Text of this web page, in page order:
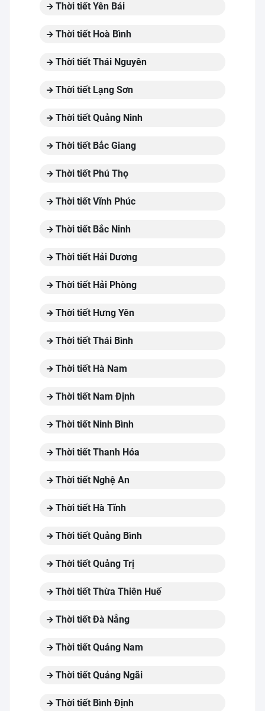
Thời tiết Yên Bái
Thời tiết Hoà Bình
Thời tiết Thái Nguyên
Thời tiết Lạng Sơn
Thời tiết Quảng Ninh
Thời tiết Bắc Giang
Thời tiết Phú Thọ
Thời tiết Vĩnh Phúc
Thời tiết Bắc Ninh
Thời tiết Hải Dương
Thời tiết Hải Phòng
Thời tiết Hưng Yên
Thời tiết Thái Bình
Thời tiết Hà Nam
Thời tiết Nam Định
Thời tiết Ninh Bình
Thời tiết Thanh Hóa
Thời tiết Nghệ An
Thời tiết Hà Tĩnh
Thời tiết Quảng Bình
Thời tiết Quảng Trị
Thời tiết Thừa Thiên Huế
Thời tiết Đà Nẵng
Thời tiết Quảng Nam
Thời tiết Quảng Ngãi
Thời tiết Bình Định